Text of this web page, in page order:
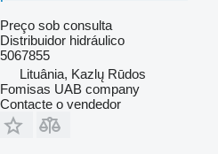
Preço sob consulta
Distribuidor hidráulico
5067855
Lituânia, Kazlų Rūdos
Fomisas UAB company
Contacte o vendedor